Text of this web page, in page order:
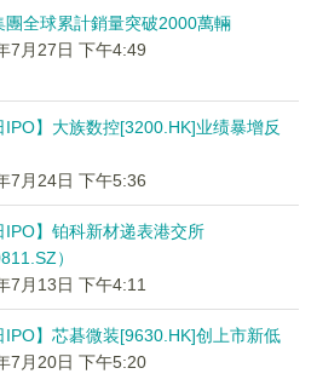
團全球累計銷量突破2000萬輛
7月27日 下午4:49
IPO】大族数控[3200.HK]业绩暴增反
7月24日 下午5:36
IPO】铂科新材递表港交所
）
7月13日 下午4:11
IPO】芯碁微装[9630.HK]创上市新低
7月20日 下午5:20